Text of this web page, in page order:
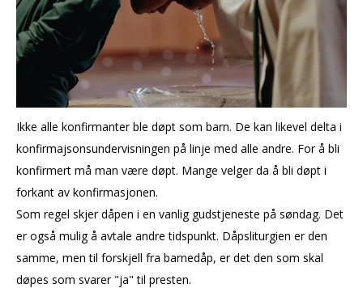
Ikke alle konfirmanter ble døpt som barn. De kan likevel delta i
konfirmajsonsundervisningen på linje med alle andre. For å bli
konfirmert må man være døpt. Mange velger da å bli døpt i
forkant av konfirmasjonen.
Som regel skjer dåpen i en vanlig gudstjeneste på søndag. Det
er også mulig å avtale andre tidspunkt. Dåpsliturgien er den
samme, men til forskjell fra barnedåp, er det den som skal
døpes som svarer "ja" til presten.